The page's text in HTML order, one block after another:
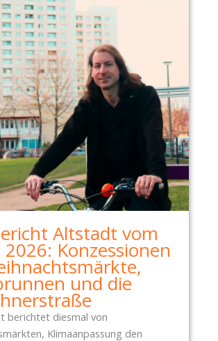
Altstadt vom
Konzessionen
und die
berichtet diesmal von
Klimaanpassung den